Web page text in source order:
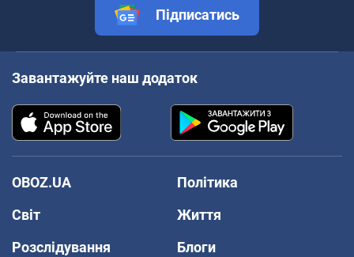
Підписатись
Завантажуйте наш додаток
OBOZ.UA
Політика
Світ
Життя
Розслідування
Блоги